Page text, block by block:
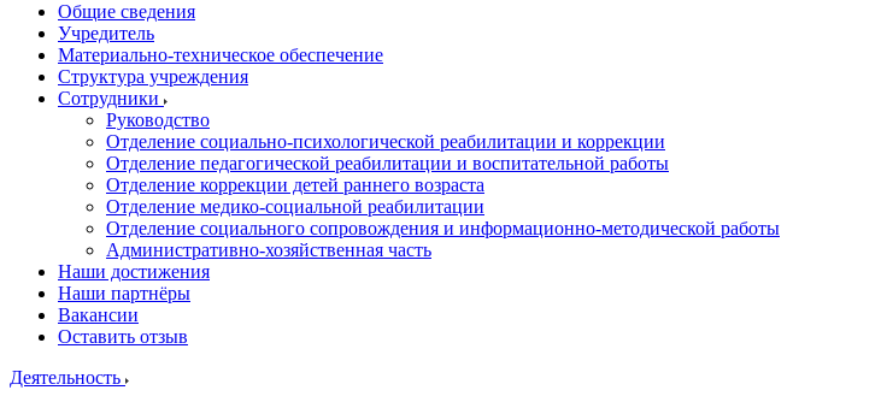
Общие сведения
Учредитель
Материально-техническое обеспечение
Структура учреждения
Сотрудники
Руководство
Отделение социально-психологической реабилитации и коррекции
Отделение педагогической реабилитации и воспитательной работы
Отделение коррекции детей раннего возраста
Отделение медико-социальной реабилитации
Отделение социального сопровождения и информационно-методической работы
Административно-хозяйственная часть
Наши достижения
Наши партнёры
Вакансии
Оставить отзыв
Деятельность